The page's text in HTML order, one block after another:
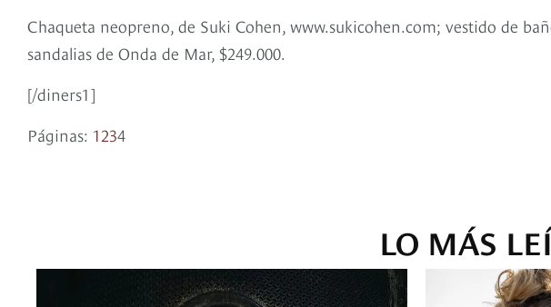
Chaqueta neopreno, de Suki Cohen, www.sukicohen.com; vestido de
sandalias de Onda de Mar, $249.000.
[/diners1]
Páginas: 1234
LO MÁS